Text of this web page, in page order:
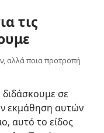
τις
αλλά ποια προτροπή
διδάσκουμε σε
εκμάθηση αυτών
αυτό το είδος